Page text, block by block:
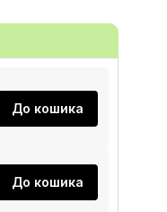
До кошика
До кошика